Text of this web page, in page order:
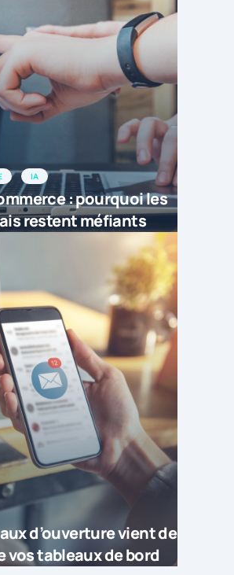
IA
: pourquoi les
restent méfiants
d’ouverture vient de
vos tableaux de bord